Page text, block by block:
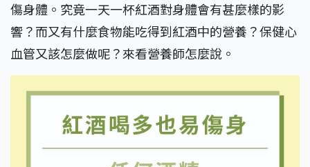
傷身體。究竟一天一杯紅酒對身體會有甚麼樣的影
響？而又有什麼食物能吃得到紅酒中的營養？保健心
血管又該怎麼做呢？來看營養師怎麼說。